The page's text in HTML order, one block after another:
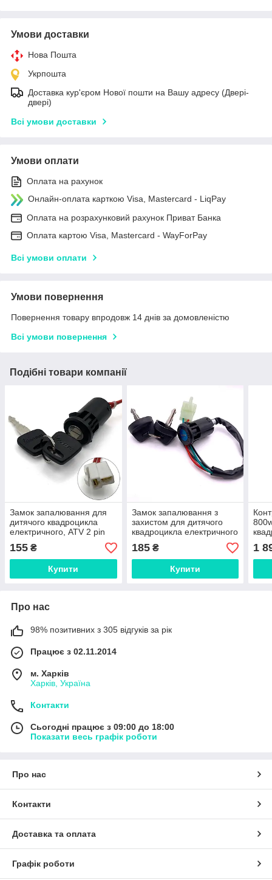
Умови доставки
Нова Пошта
Укрпошта
Доставка кур'єром Нової пошти на Вашу адресу (Двері-
двері)
Всі умови доставки
Умови оплати
Оплата на рахунок
Онлайн-оплата карткою Visa, Mastercard - LiqPay
Оплата на розрахунковий рахунок Приват Банка
Оплата картою Visa, Mastercard - WayForPay
Всі умови оплати
Умови повернення
Повернення товару впродовж 14 днів за домовленістю
Всі умови повернення
Подібні товари компанії
Замок запалювання для
дитячого квадроцикла
електричного, ATV 2 pin
155 ₴
Купити
Замок запалювання з
захистом для дитячого
квадроцикла електричного
Profi 36V, ATV 4 pin
185₴
Купити
1
Про нас
98% позитивних з 305 відгуків за рік
Працює з 02.11.2014
м. Харків
Харків, Україна
Контакти
Сьогодні працює з 09:00 до 18:00
Показати весь графік роботи
Про нас
Контакти
Доставка та оплата
Графік роботи